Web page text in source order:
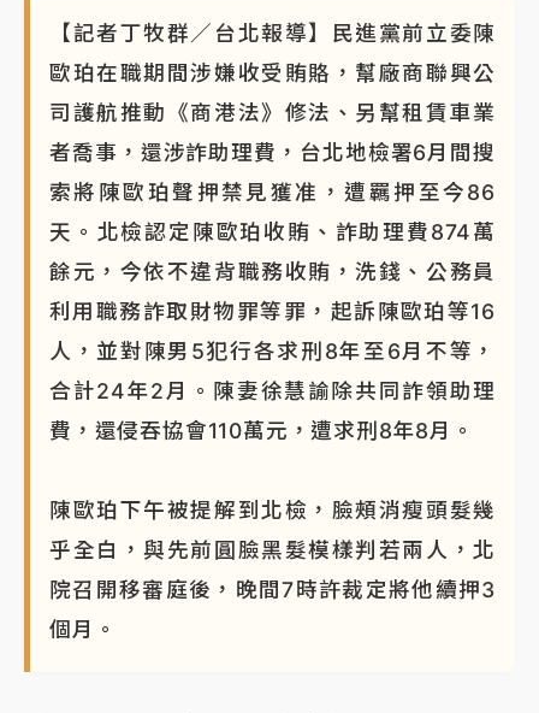
【記者丁牧群／台北報導】民進黨前立委陳
歐珀在職期間涉嫌收受賄賂，幫廠商聯興公
司護航推動《商港法》修法、另幫租賃車業
者喬事，還涉詐助理費，台北地檢署6月間搜
索將陳歐珀聲押禁見獲准，遭羈押至今86
天。北檢認定陳歐珀收賄、詐助理費874萬
餘元，今依不違背職務收賄，洗錢、公務員
利用職務詐取財物罪等罪，起訴陳歐珀等16
人，並對陳男5犯行各求刑8年至6月不等，
合計24年2月。陳妻徐慧諭除共同詐領助理
費，還侵吞協會110萬元，遭求刑8年8月。
陳歐珀下午被提解到北檢，臉頰消瘦頭髮幾
乎全白，與先前圓臉黑髮模樣判若兩人，北
院召開移審庭後，晚間7時許裁定將他續押3
個月。